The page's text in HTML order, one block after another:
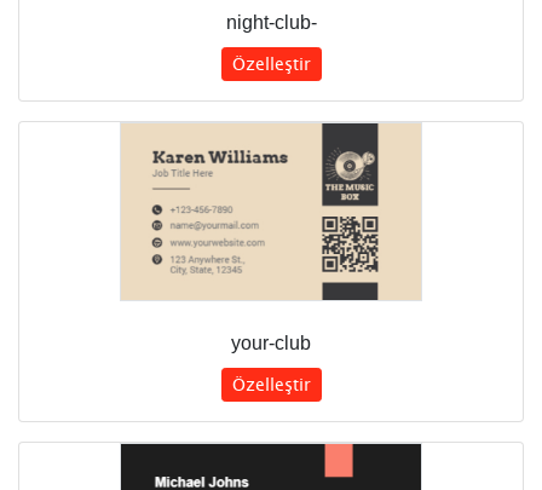
night-club-
Özelleştir
your-club
Özelleştir